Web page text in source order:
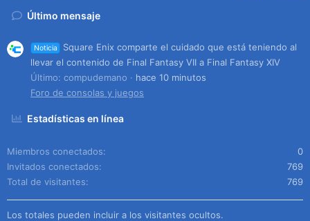
Último mensaje
Noticia
Square Enix comparte el cuidado que está teniendo al
llevar el contenido de Final Fantasy VII a Final Fantasy XIV
Último: compudemano
hace 10 minutos
Foro de consolas y juegos
Estadísticas en línea
Miembros conectados
0
Invitados conectados
769
Total de visitantes
769
Los totales pueden incluir a los visitantes ocultos.